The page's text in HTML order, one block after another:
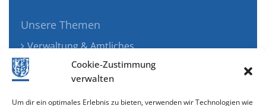
Cookie-Zustimmung
verwalten
Um dir ein optimales Erlebnis zu bieten, verwenden wir Technologien wie
Unsere Themen
Verwaltung & Amtliches
Jugend, Familie & Gesundheit
Tourismus, Freizeit & Ökologie